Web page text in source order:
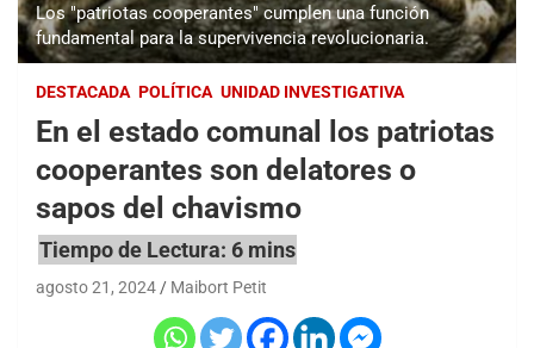
Los "patriotas cooperantes" cumplen una función
fundamental para la supervivencia revolucionaria.
DESTACADA POLÍTICA UNIDAD INVESTIGATIVA
En el estado comunal los patriotas
cooperantes son delatores o
sapos del chavismo
agosto 21, 2024 Maibort Petit